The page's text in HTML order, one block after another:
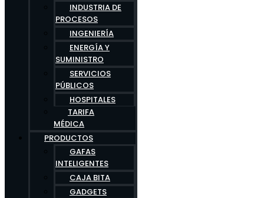
INDUSTRIA DE
PROCESOS
INGENIERÍA
ENERGÍA Y
SUMINISTRO
SERVICIOS
PÚBLICOS
HOSPITALES
TARIFA
MÉDICA
PRODUCTOS
GAFAS
INTELIGENTES
CAJA BITA
GADGETS